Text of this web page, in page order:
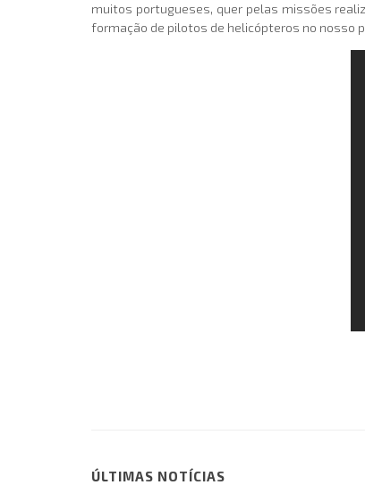
muitos portugueses, quer pelas missões
formação de pilotos de helicópteros no nosso
ÚLTIMAS NOTÍCIAS